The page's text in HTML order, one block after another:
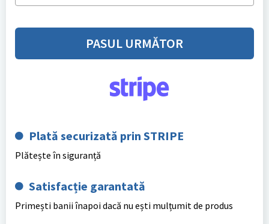
PASUL URMĂTOR
Plată securizată prin STRIPE
Plătește în siguranță
Satisfacție garantată
Primești banii înapoi dacă nu ești mulțumit de produs